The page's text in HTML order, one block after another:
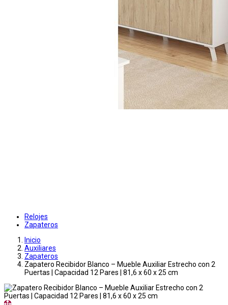
Relojes
Zapateros
Inicio
Auxiliares
Zapateros
Zapatero Recibidor Blanco – Mueble Auxiliar Estrecho con 2
Puertas | Capacidad 12 Pares | 81,6 x 60 x 25 cm